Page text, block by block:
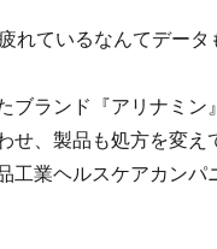
れているなんてデータ
ブランド『アリナミ
せ、製品も処方を変
工業ヘルスケアカン